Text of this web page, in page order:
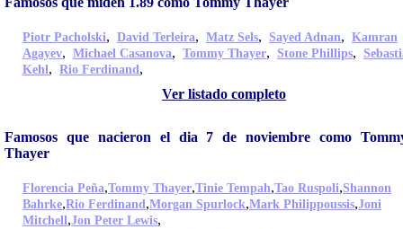
Piotr Pacholski, David Terleira, Matz Sels, Sayed Adnan, Kamran
Agayev, Michael Casanova, Tommy Thayer, Stone Phillips,
Kehl, Rio Ferdinand,
Ver listado completo
Famosos que nacieron el dia 7 de noviembre como
Thayer
Florencia Peña,Tommy Thayer,Tinie Tempah,Tao Ruspoli,Shannon
Bahrke,Rio Ferdinand,Morgan Spurlock,Mark Philippoussis,Joni
Mitchell,Jon Peter Lewis,